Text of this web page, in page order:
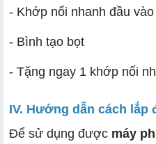
- Khớp nối nhanh đầu vào
- Bình tạo bọt
- Tặng ngay 1 khớp nối
IV. Hướng dẫn cách lắp
Để sử dụng được máy